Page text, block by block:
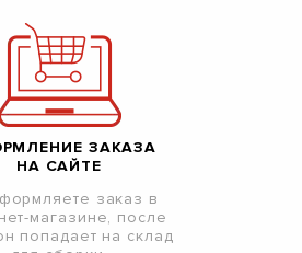
ЗАКАЗА
НА САЙТЕ
заказ в
магазине, после
попадает на склад